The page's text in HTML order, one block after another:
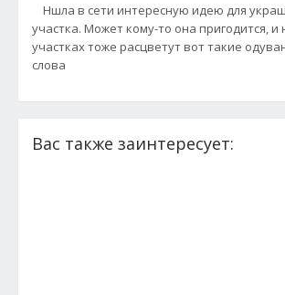
Ншла в сети интересную идею для
участка. Может кому-то она пригодится,
участках тоже расцветут вот такие
слова
Вас также заинтересует: